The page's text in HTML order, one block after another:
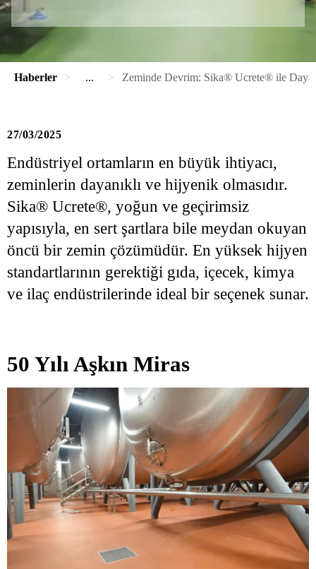
Haberler ... Zeminde Devrim: Sika® Ucrete® ile
27/03/2025
Endüstriyel ortamların en büyük ihtiyacı,
zeminlerin dayanıklı ve hijyenik olmasıdır.
Sika® Ucrete®, yoğun ve geçirimsiz
yapısıyla, en sert şartlara bile meydan okuyan
öncü bir zemin çözümüdür. En yüksek hijyen
standartlarının gerektiği gıda, içecek, kimya
ve ilaç endüstrilerinde ideal bir seçenek sunar.
50 Yılı Aşkın Miras